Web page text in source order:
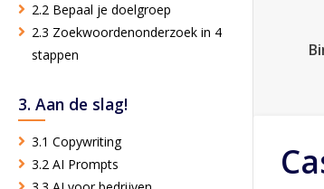
2.2 Bepaal je doelgroep
2.3 Zoekwoordenonderzoek in 4
stappen
3. Aan de slag!
3.1 Copywriting
3.2 AI Prompts